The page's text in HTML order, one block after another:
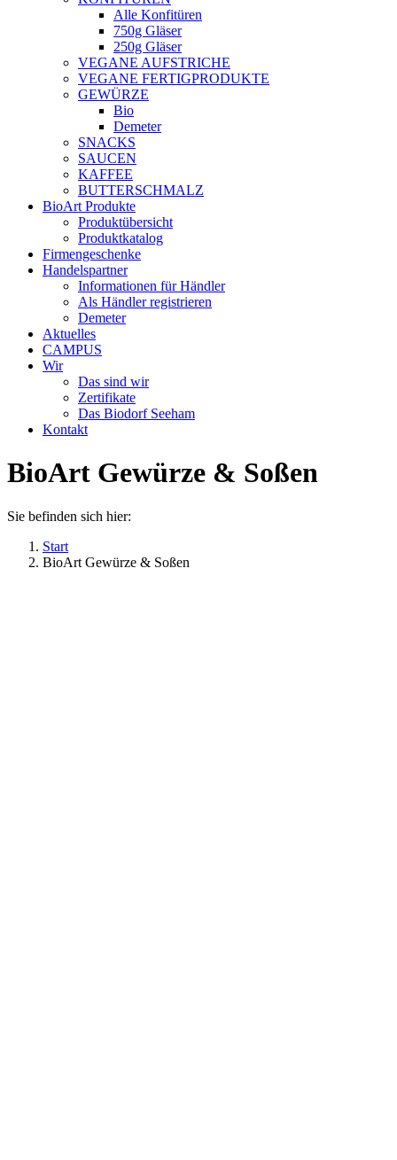
Alle Konfitüren
750g Gläser
250g Gläser
VEGANE AUFSTRICHE
VEGANE FERTIGPRODUKTE
GEWÜRZE
Bio
Demeter
SNACKS
SAUCEN
KAFFEE
BUTTERSCHMALZ
BioArt Produkte
Produktübersicht
Produktkatalog
Firmengeschenke
Handelspartner
Informationen für Händler
Als Händler registrieren
Demeter
Aktuelles
CAMPUS
Wir
Das sind wir
Zertifikate
Das Biodorf Seeham
Kontakt
BioArt Gewürze & Soßen
Sie befinden sich hier:
Start
BioArt Gewürze & Soßen